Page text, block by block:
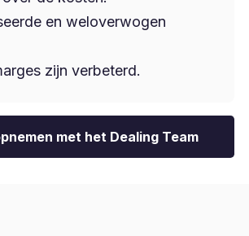
en weloverwogen
zijn verbeterd.
met het Dealing Team